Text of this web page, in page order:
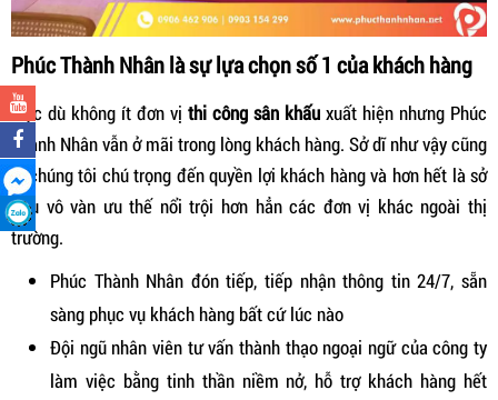
Phúc Thành Nhân là sự lựa chọn số 1 của khách hàng
Mặc dù không ít đơn vị thi công sân khấu xuất hiện nhưng Phúc
Thành Nhân vẫn ở mãi trong lòng khách hàng. Sở dĩ như vậy cũng
vì chúng tôi chú trọng đến quyền lợi khách hàng và hơn hết là sở
hữu vô vàn ưu thế nổi trội hơn hẳn các đơn vị khác ngoài thị
trường.
Phúc Thành Nhân đón tiếp, tiếp nhận thông tin 24/7, sẵn
sàng phục vụ khách hàng bất cứ lúc nào
Đội ngũ nhân viên tư vấn thành thạo ngoại ngữ của công ty
làm việc bằng tinh thần niềm nở, hỗ trợ khách hàng hết